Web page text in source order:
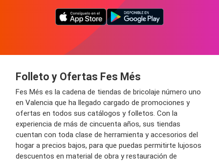
Folleto y Ofertas Fes Més
Fes Més es la cadena de tiendas de bricolaje número uno
en Valencia que ha llegado cargado de promociones y
ofertas en todos sus catálogos y folletos. Con la
experiencia de más de cincuenta años, sus tiendas
cuentan con toda clase de herramienta y accesorios del
hogar a precios bajos, para que puedas permitirte lujosos
descuentos en material de obra y restauración de